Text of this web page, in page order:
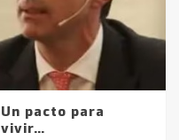
Un pacto para
vivir…